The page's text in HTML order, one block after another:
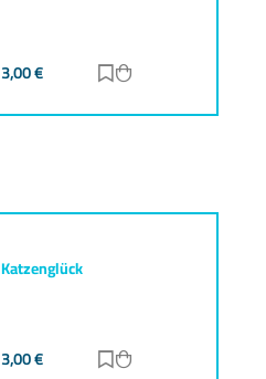
3,00€ Zur Merkliste
Katzenglück
3,00€ Zur Merkliste